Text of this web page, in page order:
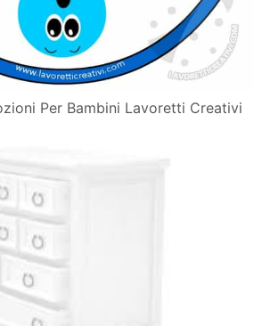
Per Bambini Lavoretti Creativi